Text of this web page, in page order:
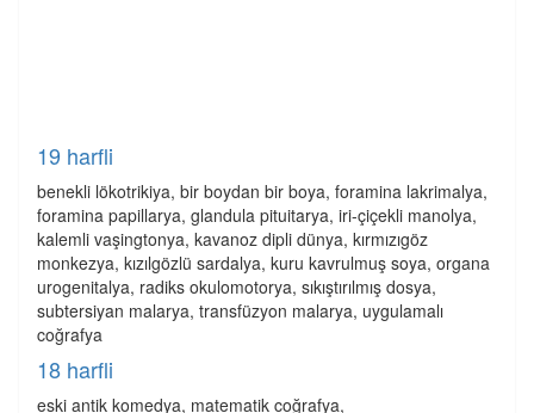
19 harfli
benekli lökotrikiya, bir boydan bir boya, foramina lakrimalya,
foramina papillarya, glandula pituitarya, iri-çiçekli manolya,
kalemli vaşingtonya, kavanoz dipli dünya, kırmızıgöz
monkezya, kızılgözlü sardalya, kuru kavrulmuş soya, organa
urogenitalya, radiks okulomotorya, sıkıştırılmış dosya,
subtersiyan malarya, transfüzyon malarya, uygulamalı
coğrafya
18 harfli
eski antik komedya, matematik coğrafya,